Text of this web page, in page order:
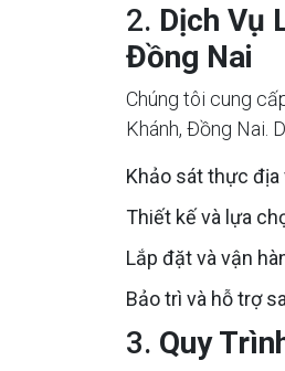
2. Dịch Vụ
Đồng Nai
Chúng tôi cung
Khánh, Đồng Nai.
Khảo sát thực địa
Thiết kế và lựa
Lắp đặt và vận
Bảo trì và hỗ trợ
3. Quy